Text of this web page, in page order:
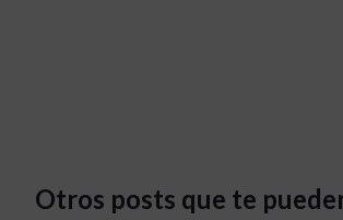
Otros posts que te